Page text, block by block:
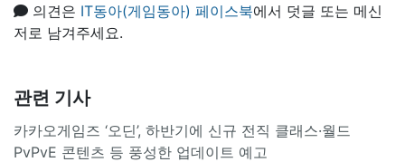
의견은 IT동아(게임동아) 페이스북에서 덧글 또는 메신
저로 남겨주세요.
관련 기사
카카오게임즈 ‘오딘’, 하반기에 신규 전직 클래스·월드
PvPvE 콘텐츠 등 풍성한 업데이트 예고